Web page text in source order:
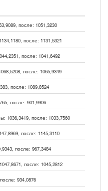
после: 1051,3230
после: 1131,5321
после: 1041,6492
после: 1065,9349
после: 1089,8524
после: 901,9906
1036,3419, после: 1033,7560
после: 1145,3110
после: 967,3484
после: 1045,2812
934,0876